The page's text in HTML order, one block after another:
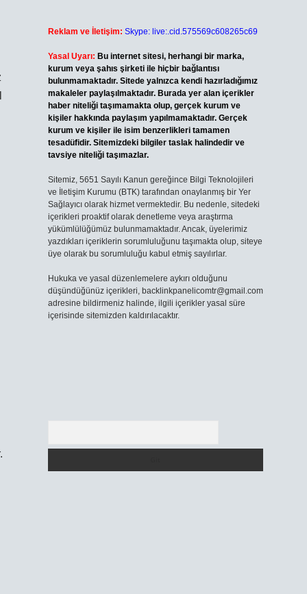
Reklam ve İletişim: Skype: live:.cid.575569c608265c69
Yasal Uyarı: Bu internet sitesi, herhangi bir marka,
kurum veya şahıs şirketi ile hiçbir bağlantısı
bulunmamaktadır. Sitede yalnızca kendi hazırladığımız
makaleler paylaşılmaktadır. Burada yer alan içerikler
haber niteliği taşımamakta olup, gerçek kurum ve
kişiler hakkında paylaşım yapılmamaktadır. Gerçek
kurum ve kişiler ile isim benzerlikleri tamamen
tesadüfidir. Sitemizdeki bilgiler taslak halindedir ve
tavsiye niteliği taşımazlar.
Sitemiz, 5651 Sayılı Kanun gereğince Bilgi Teknolojileri
ve İletişim Kurumu (BTK) tarafından onaylanmış bir Yer
Sağlayıcı olarak hizmet vermektedir. Bu nedenle, sitedeki
içerikleri proaktif olarak denetleme veya araştırma
yükümlülüğümüz bulunmamaktadır. Ancak, üyelerimiz
yazdıkları içeriklerin sorumluluğunu taşımakta olup, siteye
üye olarak bu sorumluluğu kabul etmiş sayılırlar.
Hukuka ve yasal düzenlemelere aykırı olduğunu
düşündüğünüz içerikleri, backlinkpanelicomtr@gmail.com
adresine bildirmeniz halinde, ilgili içerikler yasal süre
içerisinde sitemizden kaldırılacaktır.